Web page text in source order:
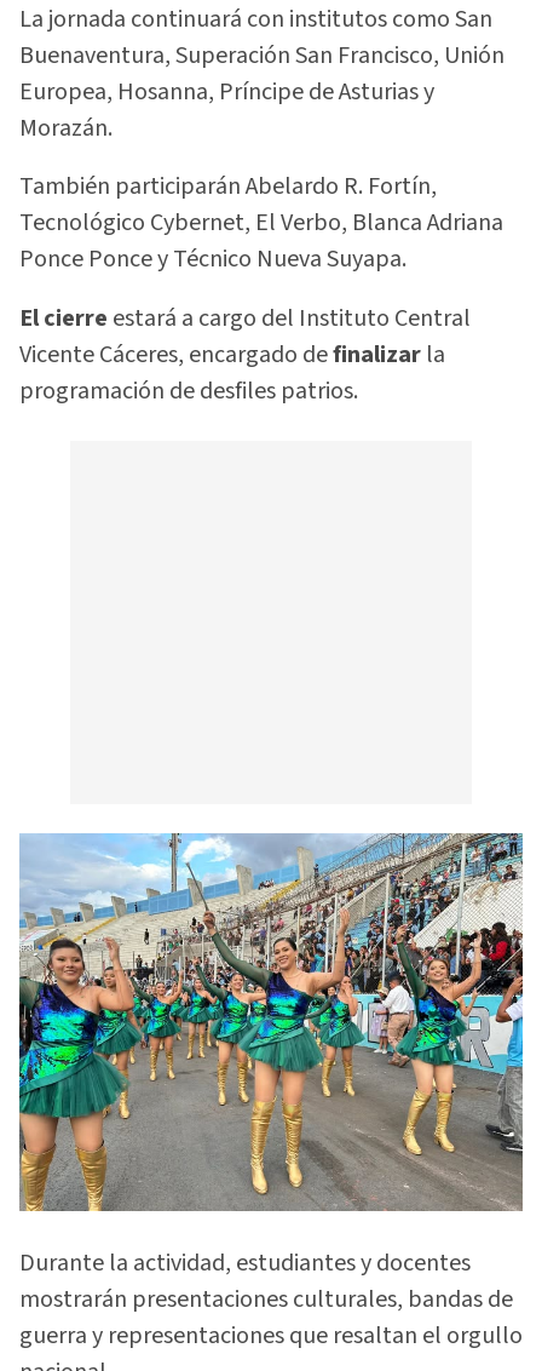
La jornada continuará con institutos como San
Buenaventura, Superación San Francisco, Unión
Europea, Hosanna, Príncipe de Asturias y
Morazán.
También participarán Abelardo R. Fortín,
Tecnológico Cybernet, El Verbo, Blanca Adriana
Ponce Ponce y Técnico Nueva Suyapa.
El cierre estará a cargo del Instituto Central
Vicente Cáceres, encargado definalizar la
programación de desfiles patrios.
Durante la actividad, estudiantes y docentes
mostrarán presentaciones culturales, bandas de
guerra y representaciones que resaltan el orgullo